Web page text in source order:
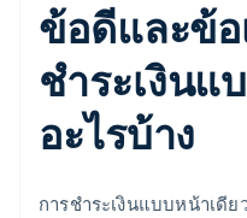
ข้อดีและข้อ
ชำระเงินแ
อะไรบ้าง
การชำระเงินแบบหน้าเดี